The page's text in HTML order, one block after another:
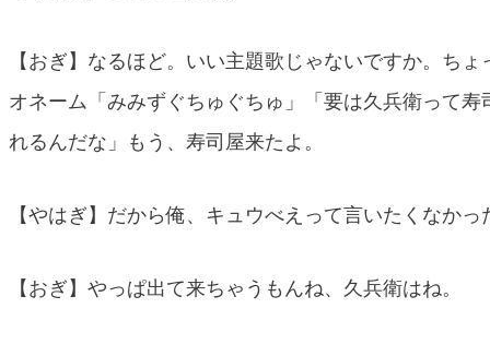
【おぎ】なるほど。いい主題歌じゃないですか。ち
オネーム「みみずぐちゅぐちゅ」「要は久兵衛って
れるんだな」もう、寿司屋来たよ。
【やはぎ】だから俺、キュウべえって言いたくなかっ
【おぎ】やっぱ出て来ちゃうもんね、久兵衛はね。